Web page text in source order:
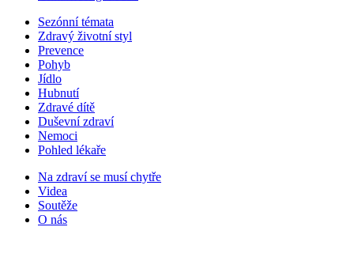
Sezónní témata
Zdravý životní styl
Prevence
Pohyb
Jídlo
Hubnutí
Zdravé dítě
Duševní zdraví
Nemoci
Pohled lékaře
Na zdraví se musí chytře
Videa
Soutěže
O nás